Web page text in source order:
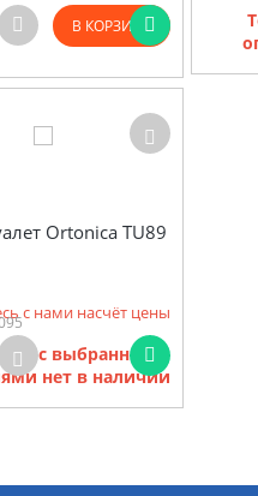
В КОРЗИНУ
Ortonica TU89
с нами насчёт цены
с выбранными
нет в наличии